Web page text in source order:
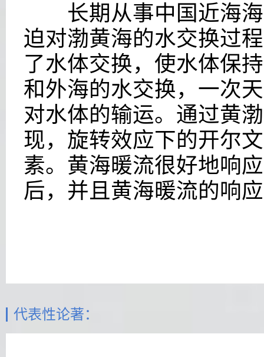
长期从事中国近海海
迫对渤黄海的水交换过
了水体交换，使水体保
和外海的水交换，一次
对水体的输运。通过黄
现，旋转效应下的开尔
素。黄海暖流很好地响
后，并且黄海暖流的响
代表性论著：